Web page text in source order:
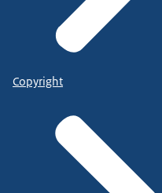
Copyright